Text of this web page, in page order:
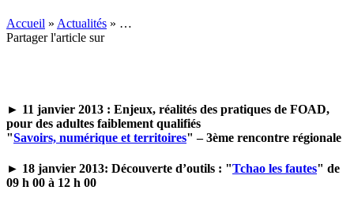
Accueil » Actualités » …
Partager l'article sur
► 11 janvier 2013 : Enjeux, réalités des pratiques de FOAD,
pour des adultes faiblement qualifiés
"Savoirs, numérique et territoires" – 3ème rencontre régionale
► 18 janvier 2013: Découverte d’outils : "Tchao les fautes" de
09 h 00 à 12 h 00